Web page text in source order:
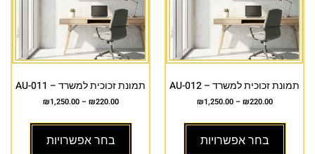
תמונת זכוכית למשרד – AU-012
₪220.00
–
₪1,250.00
בחר אפשרויות
תמונת זכוכית למשרד – AU-011
₪220.00
–
₪1,250.00
בחר אפשרויות